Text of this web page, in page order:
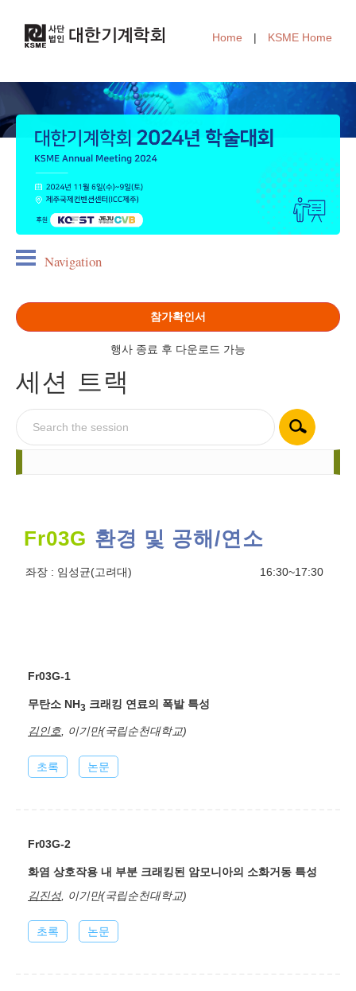
Home | KSME Home
Navigation
참가확인서
행사 종료 후 다운로드 가능
세션 트랙
Fr03G 환경 및 공해/연소
좌장 : 임성균(고려대) 16:30~17:30
Fr03G-1
무탄소 NH3 크래킹 연료의 폭발 특성
김인호 , 이기만(국립순천대학교)
초록 논문
Fr03G-2
화염 상호작용 내 부분 크래킹된 암모니아의 소화거동 특성
김진성, 이기만(국립순천대학교)
초록 논문